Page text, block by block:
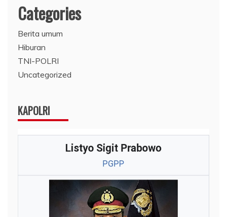
Categories
Berita umum
Hiburan
TNI-POLRI
Uncategorized
KAPOLRI